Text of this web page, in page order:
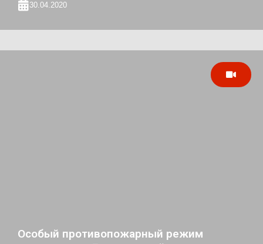
30.04.2020
Особый противопожарный режим